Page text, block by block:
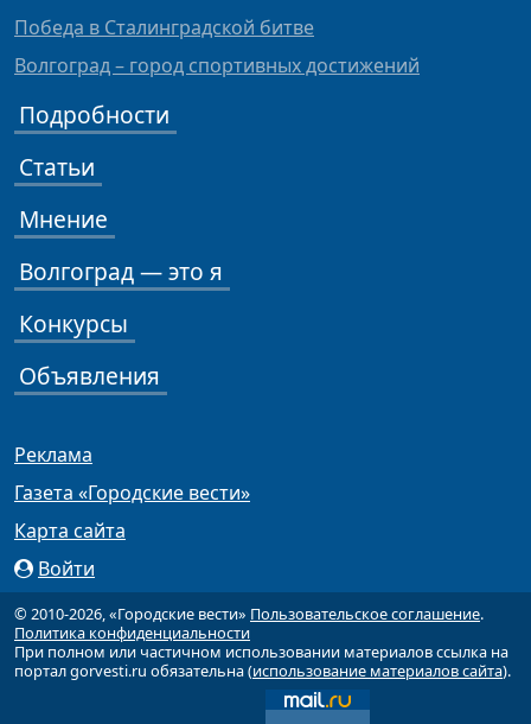
Победа в Сталинградской битве
Волгоград – город спортивных достижений
Подробности
Статьи
Мнение
Волгоград — это я
Конкурсы
Объявления
Реклама
Газета «Городские вести»
Карта сайта
Войти
© 2010-2026, «Городские вести» Пользовательское соглашение.
Политика конфиденциальности
При полном или частичном использовании материалов ссылка на
портал gorvesti.ru обязательна (использование материалов сайта).